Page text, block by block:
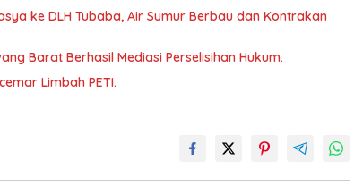
ke DLH Tubaba, Air Sumur Berbau dan Kontrakan
Barat Berhasil Mediasi Perselisihan Hukum.
Limbah PETI.